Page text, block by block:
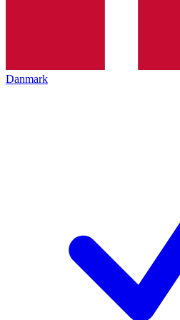
Danmark